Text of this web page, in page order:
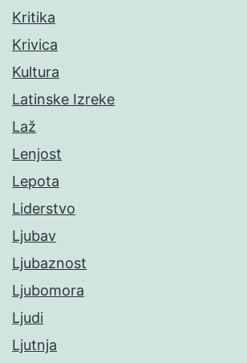
Kritika
Krivica
Kultura
Latinske Izreke
Laž
Lenjost
Lepota
Liderstvo
Ljubav
Ljubaznost
Ljubomora
Ljudi
Ljutnja